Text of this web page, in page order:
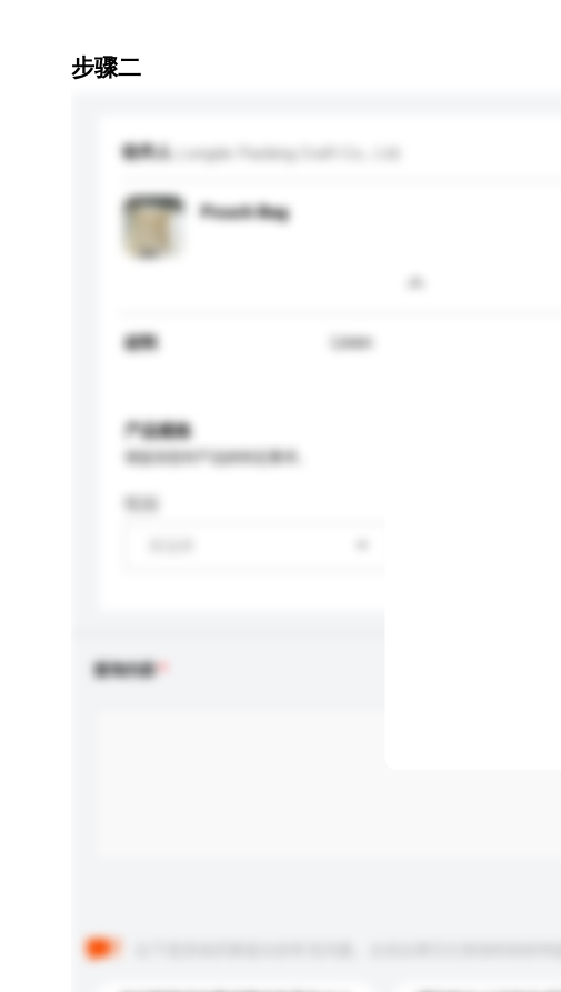
步骤二
收件人 Longde Packing Craft Co., Ltd.
Pouch Bag
材料 Linen
产品规格
查询内容